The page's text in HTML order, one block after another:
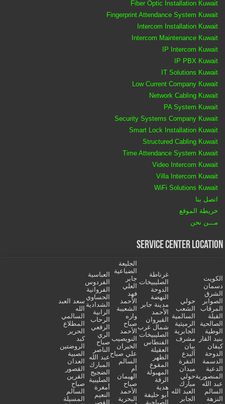
Fiber Optic Installation Kuwait
Fingerprint Attendance System Kuwait
Intercom Installation Kuwait
Intercom Maintenance Kuwait
IP Intercom Kuwait
IP PBX Kuwait
IT Solutions Kuwait
Low Current Company Kuwait
Network Cabling Kuwait
PA System Kuwait
Security Systems Company Kuwait
Smart Lock Installation Kuwait
Structured Cabling Kuwait
Time Attendance System Kuwait
Video Intercom Kuwait
Villa Intercom Kuwait
WiFi Solutions Kuwait
اتصل بنا
خريطة الموقع
مـــن نحن
Service Center Location
الكويت
دسمان
الشرق
الصوابر
المرقاب
القبلة
الصالحية
الوطية
بنيد القار
كيفان
الدوحة
الدسمة
الدعية
المنصورية
عبد الله
السالم
النزهة
حولي
الشعب
السالمية
الرميثية
الجابرية
مشرف
بيان
آلبدع
النقرة
ميدان
حولي
مبارك
العبد الله
الجابر
غرناطة
الصليبيخات
الدوحة
النهضة
مدينة جابر
الأحمد
القيروان
شمال غرب
الصليبيخات
الفنطاس
العقيلة
الظهر
المقوع
المهبولة
الرقة
هدية
أبو حليفة
الصباحية
الجليعة
الضباعية
جابر
العلي
فهد
الأحمد
الشعيبة
واره
صباح
الأحمد
النويصيب
الخيران
علي صباح
السالم
أم
الهيمان
صباح
الأحمد
البحرية
العباسية
الفردوس
الفروانية
الحساوي
الشدادية
الرابية
الرحاب
الرقعي
الري
صباح
الناصر
عبد الله
المبارك
الضجيج
الصليبية
أمغرة
النعيم
القصر
سعد العبد
الله
السالمي
المطلاع
الحرير
كبد
الروضتين
الصبية
العدان
القصور
القرين
صباح
السالم
المسيلة